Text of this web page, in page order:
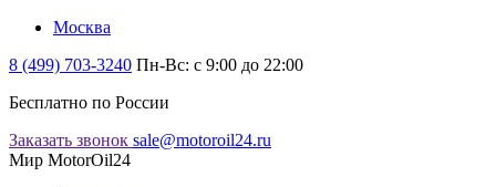
Москва
8 (499) 703-3240 Пн-Вс: с 9:00 до 22:00
Бесплатно по России
Заказать звонок sale@motoroil24.ru
Мир MotorOil24